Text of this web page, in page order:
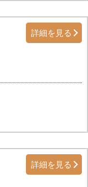
詳細を見る
詳細を見る